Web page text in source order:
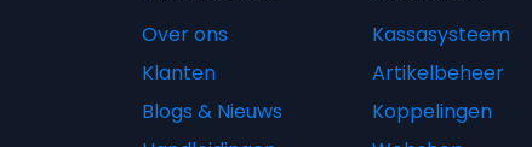
Over ons
Klanten
Blogs & Nieuws
Kassasysteem
Artikelbeheer
Koppelingen